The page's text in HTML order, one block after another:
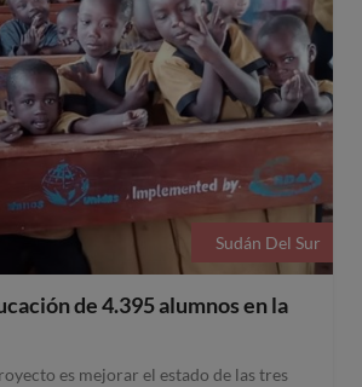
Sudán Del Sur
de 4.395 alumnos en la
es mejorar el estado de las tres